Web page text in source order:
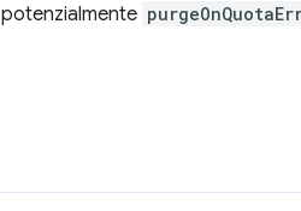
potenzialmente